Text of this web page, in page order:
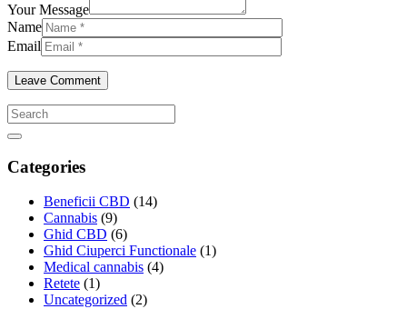
Your Message
Name
Email
Categories
Beneficii CBD (14)
Cannabis (9)
Ghid CBD (6)
Ghid Ciuperci Functionale (1)
Medical cannabis (4)
Retete (1)
Uncategorized (2)